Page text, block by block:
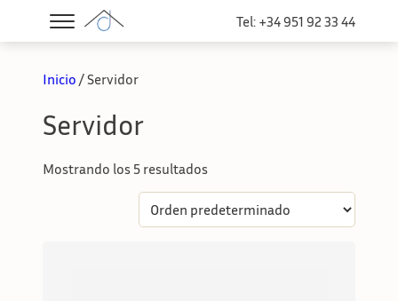
Tel: +34 951 92 33 44
Inicio / Servidor
Servidor
Mostrando los 5 resultados